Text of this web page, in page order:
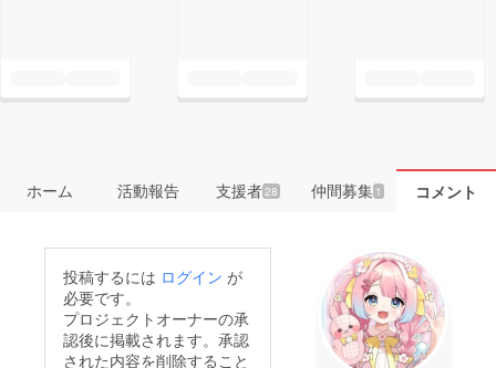
ホーム 活動報告 支援者 28 仲間募集 1 コメント
投稿するには ログイン が
必要です。
プロジェクトオーナーの承
認後に掲載されます。承認
された内容を削除すること